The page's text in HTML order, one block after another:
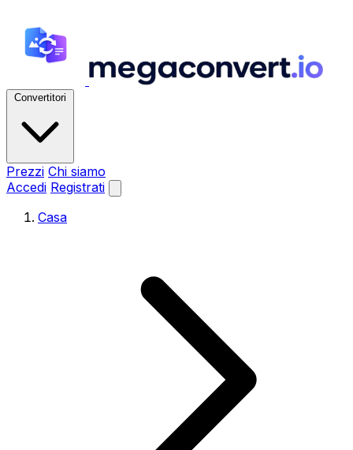
Convertitori
Prezzi Chi siamo
Accedi Registrati
Casa